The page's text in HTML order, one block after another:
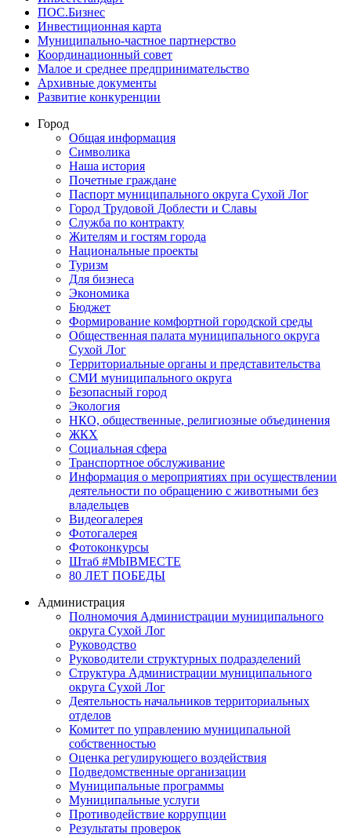
ПОС.Бизнес
Инвестиционная карта
Муниципально-частное партнерство
Координационный совет
Малое и среднее предпринимательство
Архивные документы
Развитие конкуренции
Город
Общая информация
Символика
Наша история
Почетные граждане
Паспорт муниципального округа Сухой Лог
Город Трудовой Доблести и Славы
Служба по контракту
Жителям и гостям города
Национальные проекты
Туризм
Для бизнеса
Экономика
Бюджет
Формирование комфортной городской среды
Общественная палата муниципального округа
Сухой Лог
Территориальные органы и представительства
СМИ муниципального округа
Безопасный город
Экология
НКО, общественные, религиозные объединения
ЖКХ
Социальная сфера
Транспортное обслуживание
Информация о мероприятиях при осуществлении
деятельности по обращению с животными без
владельцев
Видеогалерея
Фотогалерея
Фотоконкурсы
Штаб #MbIBMECTE
80 ЛЕТ ПОБЕДЫ
Администрация
Полномочия Администрации муниципального
округа Сухой Лог
Руководство
Руководители структурных подразделений
Структура Администрации муниципального
округа Сухой Лог
Деятельность начальников территориальных
отделов
Комитет по управлению муниципальной
собственностью
Оценка регулирующего воздействия
Подведомственные организации
Муниципальные программы
Муниципальные услуги
Противодействие коррупции
Результаты проверок